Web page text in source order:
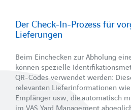
Der Check-In-Prozess für
Lieferungen
Beim Einchecken zur Abholung
können spezielle
QR-Codes verwendet werden:
relevanten Lieferinformationen
Empfänger usw., die automatisch